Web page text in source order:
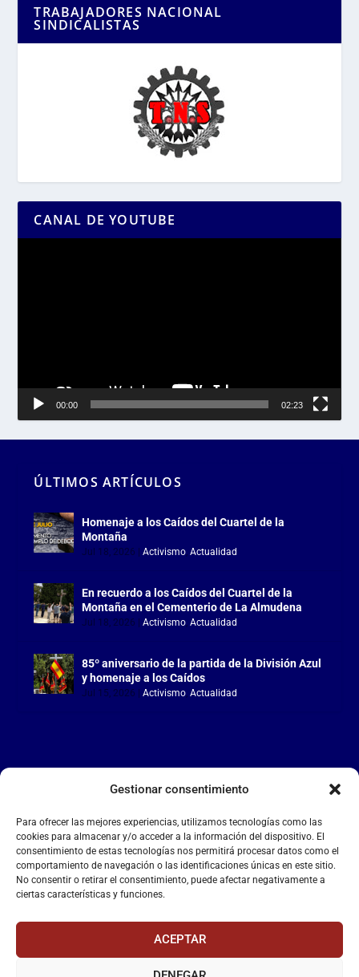
Gestionar consentimiento
Para ofrecer las mejores experiencias, utilizamos tecnologías como las
cookies para almacenar y/o acceder a la información del dispositivo. El
consentimiento de estas tecnologías nos permitirá procesar datos como el
comportamiento de navegación o las identificaciones únicas en este sitio.
No consentir o retirar el consentimiento, puede afectar negativamente a
ciertas características y funciones.
ACEPTAR
TRABAJADORES NACIONAL
SINDICALISTAS
CANAL DE YOUTUBE
00:00 02:23
ÚLTIMOS ARTÍCULOS
Homenaje a los Caídos del Cuartel de la
Montaña
Jul 18, 2026 |Activismo,Actualidad
En recuerdo a los Caídos del Cuartel de la
Montaña en el Cementerio de La Almudena
Jul 18, 2026 |Activismo,Actualidad
85º aniversario de la partida de la División Azul
y homenaje a los Caídos
Jul 15, 2026 |Activismo,Actualidad
LA FALANGE
Reproductor
de
vídeo